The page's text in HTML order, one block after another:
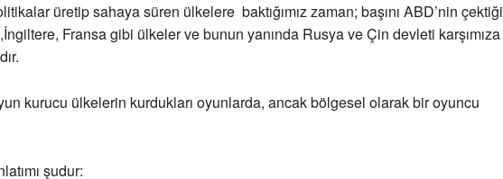
üretip sahaya süren ülkelere baktığımız zaman; başını ABD’nin çektiği
Fransa gibi ülkeler ve bunun yanında Rusya ve Çin devleti karşımıza
kurucu ülkelerin kurdukları oyunlarda, ancak bölgesel olarak bir oyuncu
şudur: